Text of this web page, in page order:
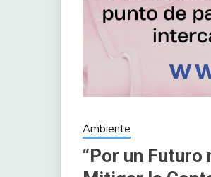
Ambiente
“Por un